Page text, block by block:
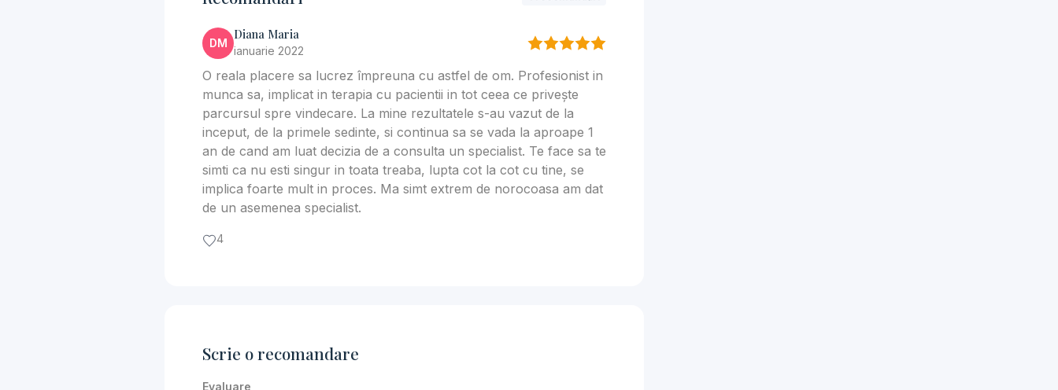
DM
Diana Maria
ianuarie 2022
O reala placere sa lucrez împreuna cu astfel de om. Profesionist in
munca sa, implicat in terapia cu pacientii in tot ceea ce privește
parcursul spre vindecare. La mine rezultatele s-au vazut de la
inceput, de la primele sedinte, si continua sa se vada la aproape 1
an de cand am luat decizia de a consulta un specialist. Te face sa te
simti ca nu esti singur in toata treaba, lupta cot la cot cu tine, se
implica foarte mult in proces. Ma simt extrem de norocoasa am dat
de un asemenea specialist.
4
Scrie o recomandare
Evaluare